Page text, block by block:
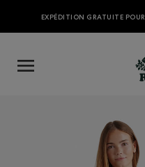
EXPÉDITION GRATUITE